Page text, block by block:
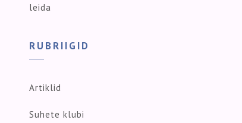
leida
RUBRIIGID
Artiklid
Suhete klubi